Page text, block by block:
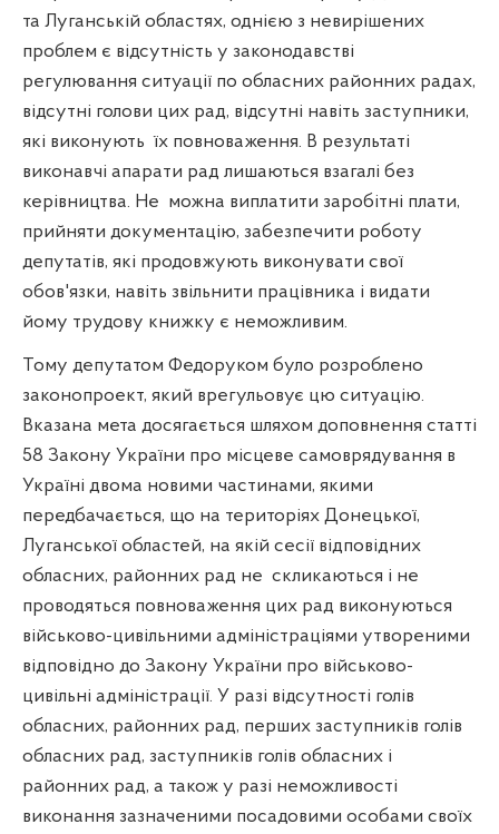
та Луганській областях, однією з невирішених
проблем є відсутність у законодавстві
регулювання ситуації по обласних районних радах,
відсутні голови цих рад, відсутні навіть заступники,
які виконують їх повноваження. В результаті
виконавчі апарати рад лишаються взагалі без
керівництва. Не можна виплатити заробітні плати,
прийняти документацію, забезпечити роботу
депутатів, які продовжують виконувати свої
обов'язки, навіть звільнити працівника і видати
йому трудову книжку є неможливим.
Тому депутатом Федоруком було розроблено
законопроект, який врегульовує цю ситуацію.
Вказана мета досягається шляхом доповнення статті
58 Закону України про місцеве самоврядування в
Україні двома новими частинами, якими
передбачається, що на територіях Донецької,
Луганської областей, на якій сесії відповідних
обласних, районних рад не скликаються і не
проводяться повноваження цих рад виконуються
військово-цивільними адміністраціями утвореними
відповідно до Закону України про військово-
цивільні адміністрації. У разі відсутності голів
обласних, районних рад, перших заступників голів
обласних рад, заступників голів обласних і
районних рад, а також у разі неможливості
виконання зазначеними посадовими особами своїх